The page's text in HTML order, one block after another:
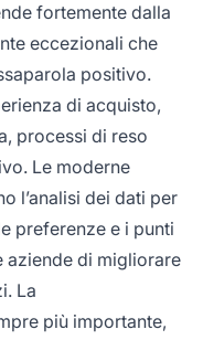
fortemente dalla
eccezionali che
positivo.
di acquisto,
processi di reso
Le moderne
l’analisi dei dati per
preferenze e i punti
aziende di migliorare
La
più importante,